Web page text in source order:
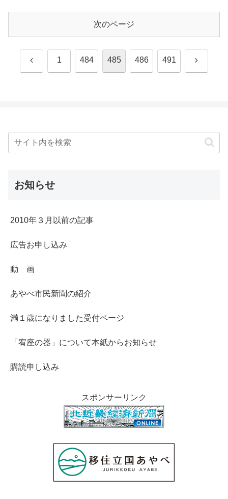
次のページ
前 1 484 485 486 491 次
お知らせ
2010年３月以前の記事
広告お申し込み
動 画
あやべ市民新聞の紹介
満１歳になりました受付ページ
「宥座の器」について本紙からお知らせ
購読申し込み
スポンサーリンク